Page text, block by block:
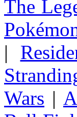
The
|
Wars |